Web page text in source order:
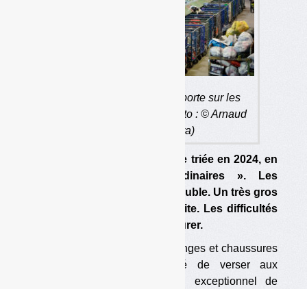
Le soutien exceptionnel porte sur les
textiles triés en 2024. (photo : © Arnaud
Bouissou – Terra)
Refashion accorde 31 €/tonne triée en 2024, en
plus des soutiens « ordinaires ». Les
opérateurs demandaient le double. Un très gros
classeur allemand est en faillite. Les difficultés
sur la collecte devraient perdurer.
L’éco-organisme des textiles, linges et chaussures
(TLC), Refashion, a accepté de verser aux
opérateurs de tri un soutien exceptionnel de